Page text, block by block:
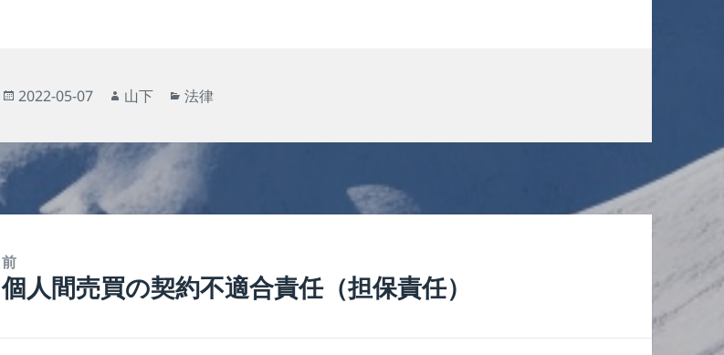
投
日:
2022-05-07
作
者
山下
カ
ゴ
法律
前
前
個人間売買の契約不適合責任（担保責任）